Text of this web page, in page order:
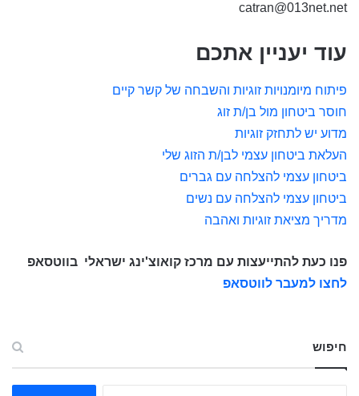
catran@013net.net
עוד יעניין אתכם
פיתוח מיומנויות זוגיות והשבחה של קשר קיים
חוסר ביטחון מול בן/ת זוג
מדוע יש לתחזק זוגיות
העלאת ביטחון עצמי לבן/ת הזוג שלי
ביטחון עצמי להצלחה עם גברים
ביטחון עצמי להצלחה עם נשים
מדריך מציאת זוגיות ואהבה
פנו כעת להתייעצות עם מרכז קואוצ'ינג ישראלי בווטסאפ
לחצו למעבר לווטסאפ
חיפוש